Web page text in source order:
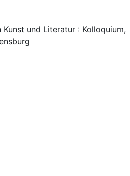
Kunst und Literatur : Kolloquium,